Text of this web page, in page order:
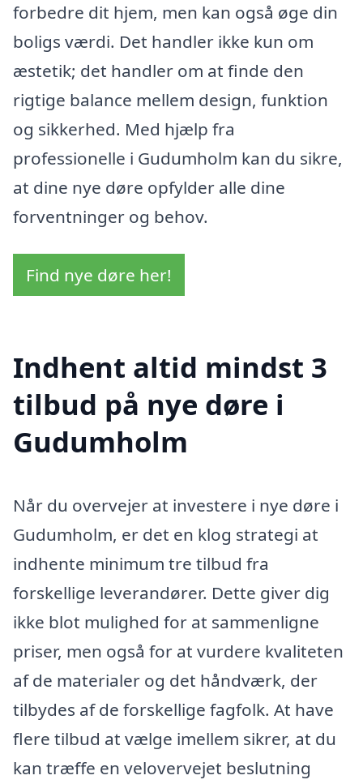
forbedre dit hjem, men kan også øge din
boligs værdi. Det handler ikke kun om
æstetik; det handler om at finde den
rigtige balance mellem design, funktion
og sikkerhed. Med hjælp fra
professionelle i Gudumholm kan du sikre,
at dine nye døre opfylder alle dine
forventninger og behov.
Find nye døre her!
Indhent altid mindst 3
tilbud på nye døre i
Gudumholm
Når du overvejer at investere i nye døre i
Gudumholm, er det en klog strategi at
indhente minimum tre tilbud fra
forskellige leverandører. Dette giver dig
ikke blot mulighed for at sammenligne
priser, men også for at vurdere kvaliteten
af de materialer og det håndværk, der
tilbydes af de forskellige fagfolk. At have
flere tilbud at vælge imellem sikrer, at du
kan træffe en velovervejet beslutning